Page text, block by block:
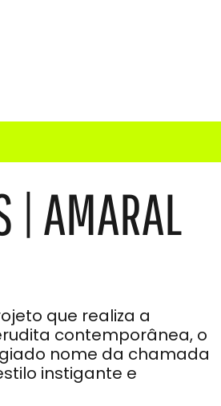
| AMARAL
que realiza a
contemporânea, o
nome da chamada
instigante e